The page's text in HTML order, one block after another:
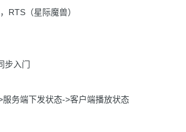
RTS（星际魔兽）
务端下发状态->客户端播放状态